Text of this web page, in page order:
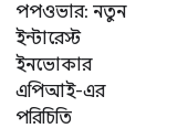
পপওভার: নতুন
ইন্টারেস্ট
ইনভোকার
এপিআই-এর
পরিচিতি